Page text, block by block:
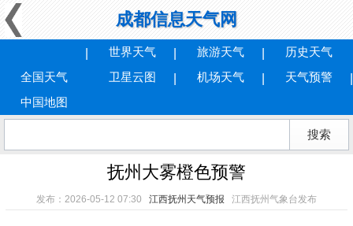
成都信息天气网
全国天气
世界天气 旅游天气
历史天气
卫星云图
机场天气
天气预警
中国地图
抚州大雾橙色预警
发布：2026-05-12 07:30 江西抚州天气预报 江西抚州气象台发布